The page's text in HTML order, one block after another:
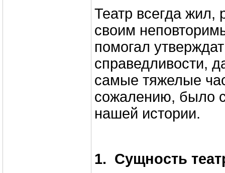
Театр всегда жил,
своим
помогал
справедливости,
самые тяжелые
сожалению, было
нашей истории.
1. Сущность